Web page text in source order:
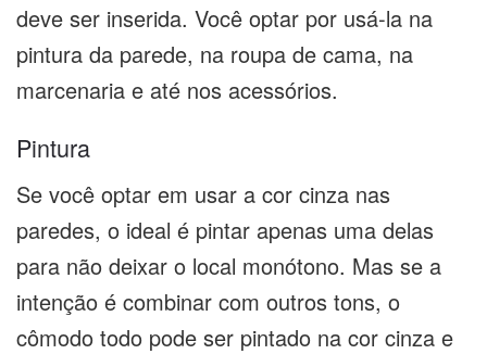
deve ser inserida. Você optar por usá-la na
pintura da parede, na roupa de cama, na
marcenaria e até nos acessórios.
Pintura
Se você optar em usar a cor cinza nas
paredes, o ideal é pintar apenas uma delas
para não deixar o local monótono. Mas se a
intenção é combinar com outros tons, o
cômodo todo pode ser pintado na cor cinza e